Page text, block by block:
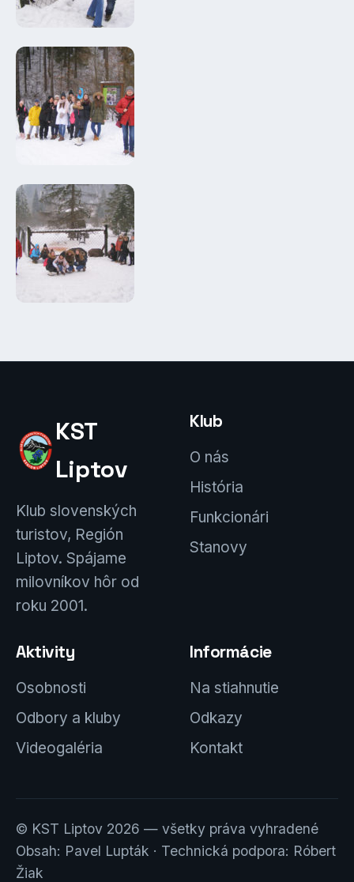
KST
Liptov
Klub slovenských
turistov, Región
Liptov. Spájame
milovníkov hôr od
roku 2001.
Klub
O nás
História
Funkcionári
Stanovy
Aktivity
Osobnosti
Odbory a kluby
Videogaléria
Informácie
Na stiahnutie
Odkazy
Kontakt
© KST Liptov 2026 — všetky práva vyhradené
Obsah: Pavel Lupták · Technická podpora: Róbert
Žiak